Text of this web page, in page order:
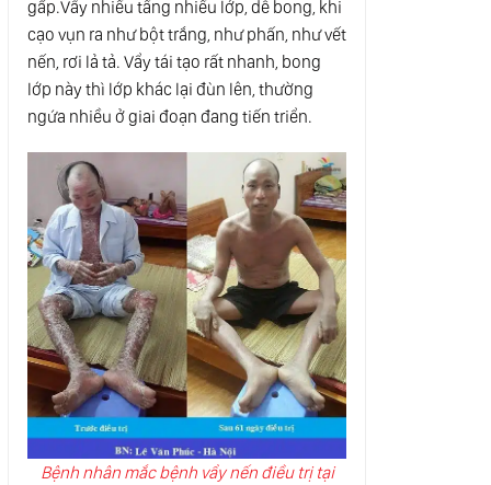
gấp.Vẩy nhiều tầng nhiều lớp, dễ bong, khi
cạo vụn ra như bột trắng, như phấn, như vết
nến, rơi lả tả. Vẩy tái tạo rất nhanh, bong
lớp này thì lớp khác lại đùn lên, thường
ngứa nhiều ở giai đoạn đang tiến triển.
Bệnh nhân mắc bệnh vẩy nến điều trị tại